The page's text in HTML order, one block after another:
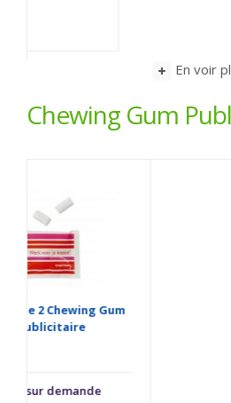
En voir
Chewing Gum
12 Chewing Gum
Publicitaire Sous Blister